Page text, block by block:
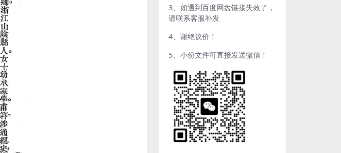
3、如遇到百度网盘链接失效了，
请联系客服补发
4、谢绝议价！
5、小份文件可直接发送微信！